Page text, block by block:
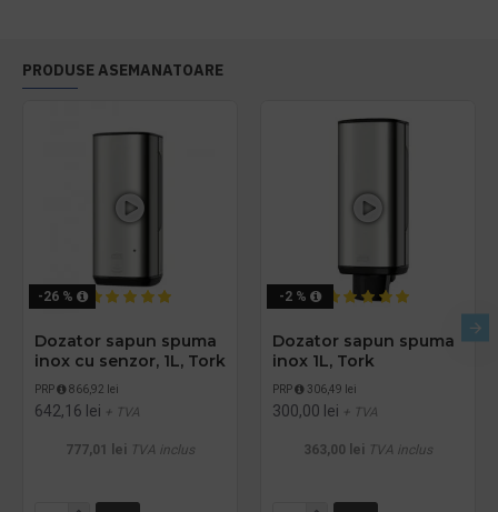
PRODUSE ASEMANATOARE
-26 %
Dozator sapun spuma
inox cu senzor, 1L, Tork
PRP 866,92 lei
642,16 lei + TVA
777,01 lei TVA inclus
-2 %
Dozator sapun spuma
inox 1L, Tork
PRP 306,49 lei
300,00 lei + TVA
363,00 lei TVA inclus